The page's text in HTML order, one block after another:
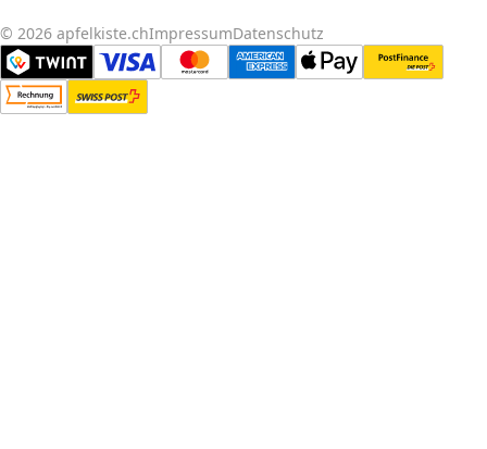
© 2026 apfelkiste.chImpressumDatenschutz